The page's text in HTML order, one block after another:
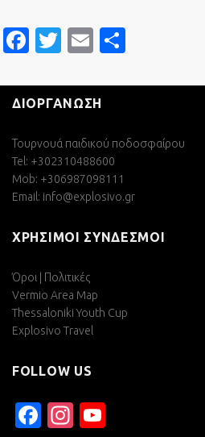
Facebook
Twitter
Email
ΔΙΟΡΓΑΝΩΣΗ
Τουρνουά παιδικού ποδοσφαίρου
Tel: +302310488600
Mob: +306987098111
Email: info@explosivo.gr
ΧΡΗΣΙΜΟΙ ΣΥΝΔΕΣΜΟΙ
Όροι | Πολιτικές
Vermio Area Map
Thessaloniki Youth Cup
Explosivo Travel
FOLLOW US
Facebook
Instagram